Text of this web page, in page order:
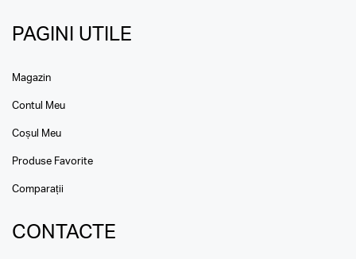
PAGINI UTILE
Magazin
Contul Meu
Coșul Meu
Produse Favorite
Comparații
CONTACTE